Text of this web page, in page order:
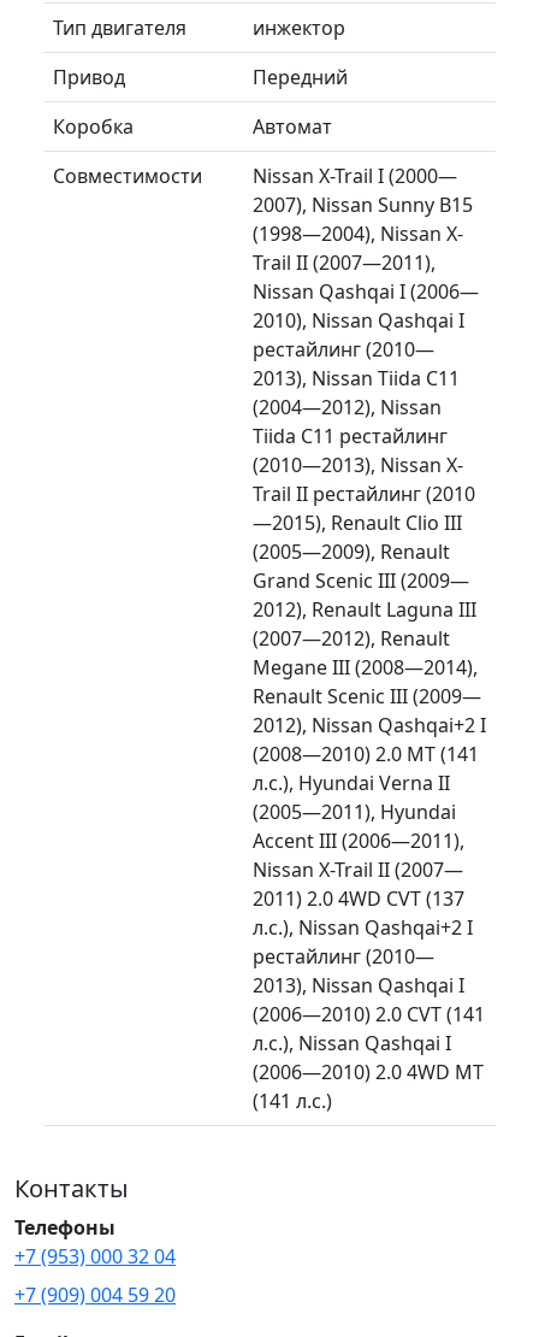
Тип двигателя
инжектор
Привод
Передний
Коробка
Автомат
Совместимости
Nissan X-Trail I (2000—
2007), Nissan Sunny B15
(1998—2004), Nissan X-
Trail II (2007—2011),
Nissan Qashqai I (2006—
2010), Nissan Qashqai I
рестайлинг (2010—
2013), Nissan Tiida C11
(2004—2012), Nissan
Tiida C11 рестайлинг
(2010—2013), Nissan X-
Trail II рестайлинг (2010
—2015), Renault Clio III
(2005—2009), Renault
Grand Scenic III (2009—
2012), Renault Laguna III
(2007—2012), Renault
Megane III (2008—2014),
Renault Scenic III (2009—
2012), Nissan Qashqai+2 I
(2008—2010) 2.0 MT (141
л.с.), Hyundai Verna II
(2005—2011), Hyundai
Accent III (2006—2011),
Nissan X-Trail II (2007—
2011) 2.0 4WD CVT (137
л.с.), Nissan Qashqai+2 I
рестайлинг (2010—
2013), Nissan Qashqai I
(2006—2010) 2.0 CVT (141
л.с.), Nissan Qashqai I
(2006—2010) 2.0 4WD MT
(141 л.с.)
Контакты
Телефоны
+7 (953) 000 32 04
+7 (909) 004 59 20